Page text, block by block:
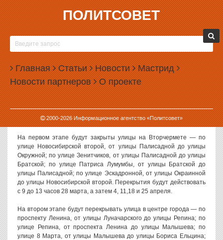
ПОЛИТСОВЕТ
Главная Статьи Новости Мастрид
Новости партнеров О проекте
2000-2026Информационное агентство «Политсовет»
28.03.2018, 09:46
УЛИЦЫ ЕКАТЕРИНБУРГА ПЕРЕКРОЮТ РАДИ
РЕПЕТИЦИЙ ПАРАДА ПОБЕДЫ
Власти Екатеринбурга утвердили график перекрытий улиц во
время репетиций парада Победы. Закрывать движение начнут
уже 28 марта 2018 года.
График перекрытий утвердил своим постановлением глава
администрации Екатеринбурга Александр Якоб.
На первом этапе будут закрыты улицы на Вторчермете — по
улице Новосибирской второй, от улицы Палисадной до улицы
Окружной; по улице Зенитчиков, от улицы Палисадной до улицы
Братской; по улице Патриса Лумумбы, от улицы Братской до
улицы Палисадной; по улице Эскадронной, от улицы Окраинной
до улицы Новосибирской второй. Перекрытия будут действовать
с 9 до 13 часов 28 марта, а затем 4, 11,18 и 25 апреля.
На втором этапе будут перекрывать улица в центре города — по
проспекту Ленина, от улицы Луначарского до улицы Репина; по
улице Репина, от проспекта Ленина до улицы Малышева; по
улице 8 Марта, от улицы Малышева до улицы Бориса Ельцина;